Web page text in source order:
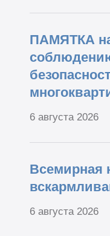
ПАМЯТКА
6 августа 2026
Всемирная
6 августа 2026